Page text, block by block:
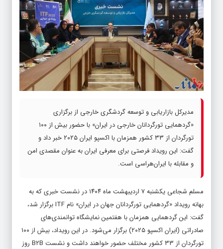
مدیرکل بازاریابی و توسعه گردشگری خارجی از برگزاری
«گردهمایی تورگردانان خارجی در ایران» با حضور بیش از ۱۰۰
تورگردان از ۳۳ کشور همزمان با اکسپو ایران ۲۰۲۵ خبر داد و
گفت: این رویداد فرصتی برای معرفی ایران به عنوان مقصدی امن
و مقابله با ایران‌هراسی است.
مسلم شجاعی یکشنبه ۷ اردیبهشت ماه ۱۴۰۴ در نشست خبری که به
بهانه رویداد «گردهمایی تورگردانان جهان در ایران» نام ITF برگزار شد،
گفت: این گردهمایی همزمان با هفتمین نمایشگاه توانمندی‌های
صادراتی (ایران اکسپو ۲۰۲۵) برگزار می‌شود. در این رویداد، بیش از ۱۰۰
تورگردان از ۳۳ کشور مختلف حضور خواهند داشت و نشست B۲B روز